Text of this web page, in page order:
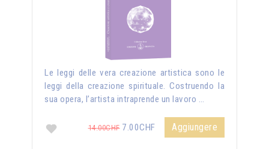
Le leggi delle vera creazione artistica sono le
leggi della creazione spirituale. Costruendo la
sua opera, l’artista intraprende un lavoro …
14.00CHF7.00CHF Aggiungere